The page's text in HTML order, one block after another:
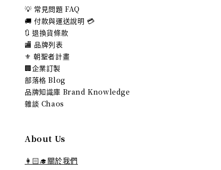
💡 常見問題 FAQ
🚚 付款與運送說明 💳
🔃 退換貨條款
🏬 品牌列表
⚜️ 朝聖者計畫
🏢企業訂製
部落格 Blog
品牌知識庫 Brand Knowledge
雜談 Chaos
About Us
👩🏻‍🎓關於我們